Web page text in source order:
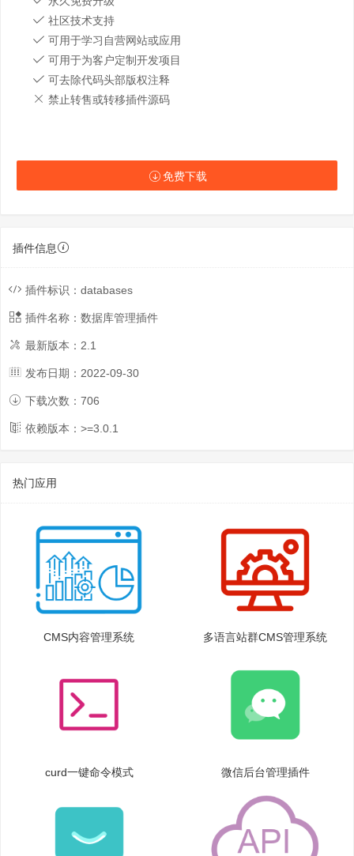
社区技术支持
可用于学习自营网站或应用
可用于为客户定制开发项目
可去除代码头部版权注释
禁止转售或转移插件源码
免费下载
插件信息
插件标识： databases
插件名称： 数据库管理插件
最新版本： 2.1
发布日期： 2022-09-30
下载次数： 706
依赖版本：>=3.0.1
热门应用
CMS内容管理系统 多语言站群CMS管理系统
curd一键命令模式 微信后台管理插件